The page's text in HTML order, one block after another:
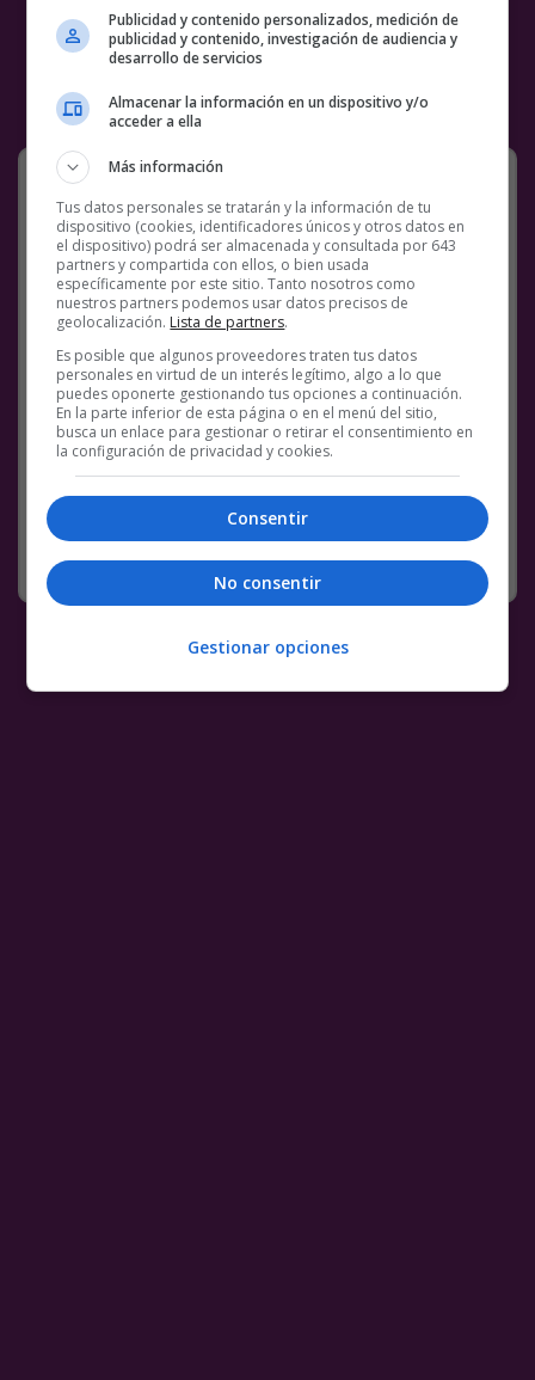
Futbolistas polifacéticos
Facebook
Twitter
WhatsApp
Gmail
Meneame
Copy
Link
COMENTARIOS
Publicidad y contenido personalizados, medición de
publicidad y contenido, investigación de audiencia y
desarrollo de servicios
Almacenar la información en un dispositivo y/o
acceder a ella
Más información
Tus datos personales se tratarán y la información de tu
dispositivo (cookies, identificadores únicos y otros datos en
el dispositivo) podrá ser almacenada y consultada por 643
partners y compartida con ellos, o bien usada
específicamente por este sitio. Tanto nosotros como
nuestros partners podemos usar datos precisos de
geolocalización. Lista de partners.
Es posible que algunos proveedores traten tus datos
personales en virtud de un interés legítimo, algo a lo que
puedes oponerte gestionando tus opciones a continuación.
En la parte inferior de esta página o en el menú del sitio,
busca un enlace para gestionar o retirar el consentimiento en
la configuración de privacidad y cookies.
Consentir
No consentir
Gestionar opciones